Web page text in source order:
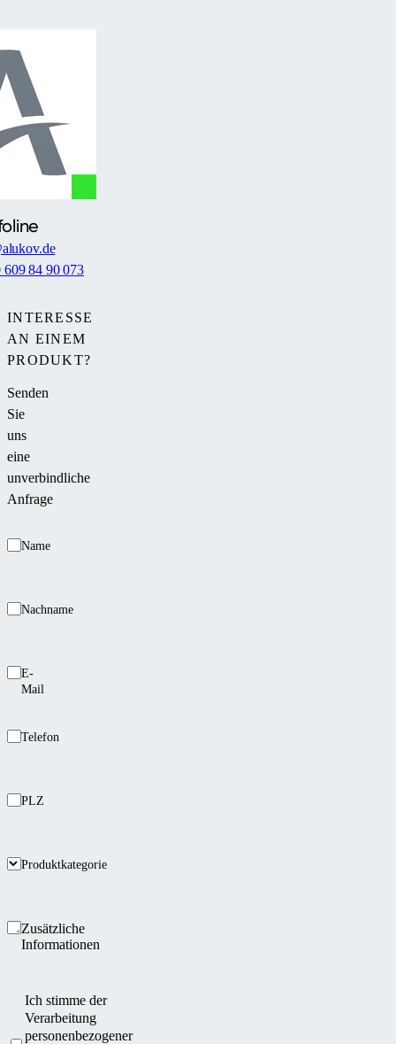
INTERESSE
AN EINEM
PRODUKT?
Senden
Sie
uns
eine
unverbindliche
Anfrage
Name
Nachname
E-
Mail
Telefon
PLZ
Produktkategorie
Zusätzliche
Informationen
Ich stimme der
Verarbeitung
personenbezogener
609 84 90 073